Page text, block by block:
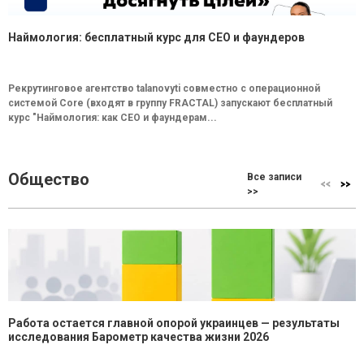
Наймология: бесплатный курс для CEO и фаундеров
Рекрутинговое агентство talanovyti совместно с операционной
системой Core (входят в группу FRACTAL) запускают бесплатный
курс "Наймология: как СEO и фаундерам...
Общество
Все записи
>>
Работа остается главной опорой украинцев — результаты
исследования Барометр качества жизни 2026